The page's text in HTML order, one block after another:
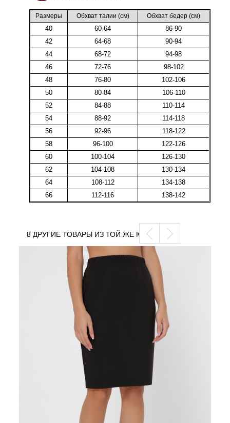
Размеры Обхват талии (cм) Обхват бедер (cм)
40 60-64
86-90
42
64-68
90-94
44
68-72
94-98
46
72-76
98-102
48
76-80
102-106
50
80-84
106-110
52
84-88
110-114
54
88-92
114-118
56
92-96
118-122
58
96-100
122-126
60
100-104
126-130
62
104-108
130-134
64
108-112
134-138
66
112-116 138-142
8 ДРУГИЕ ТОВАРЫ ИЗ ТОЙ ЖЕ КАТЕГОРИИ